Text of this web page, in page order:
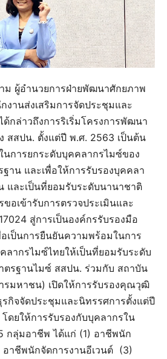
ม ผู้อำนวยการฝ่ายพัฒนาศักยภาพ
านส่งเสริมการจัดประชุมและ
กล่าวถึงการริเริ่มโครงการพัฒนา
สปน. ตั้งแต่ปี พ.ศ. 2563 เป็นต้น
นการยกระดับบุคคลากรไมซ์ของ
ฐาน และเพื่อให้การรับรองบุคคลา
และเป็นที่ยอมรับระดับนานาชาติ
อเข้ารับการตรวจประเมินและ
สู่การเป็นองค์กรรับรองมือ
เป็นการยืนยันความพร้อมในการ
ากรไมซ์ไทยให้เป็นที่ยอมรับระดับ
ตรฐานไมซ์ สสปน. ร่วมกับ สถาบัน
มหาชน) เปิดให้การรับรองคุณวุฒิ
กิจจัดประชุมและนิทรรศการตั้งแต่ปี
ดยให้การรับรองกับบุคลากรใน
กลุ่มอาชีพ ได้แก่ (1) อาชีพนัก
าชีพนักจัดการงานอีเวนต์ (3)